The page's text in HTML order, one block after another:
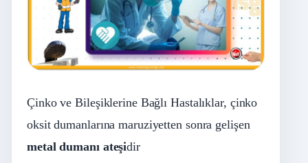
Çinko ve Bileşiklerine Bağlı Hastalıklar, çinko
oksit dumanlarına maruziyetten sonra gelişen
metal dumanı ateşidir